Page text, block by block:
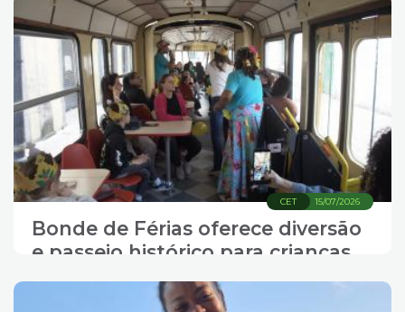
15/07/2026
CET
Bonde de Férias oferece diversão
e passeio histórico para crianças